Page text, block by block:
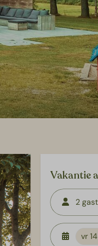
Vakantie
2
vr